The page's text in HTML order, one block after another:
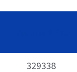
329338